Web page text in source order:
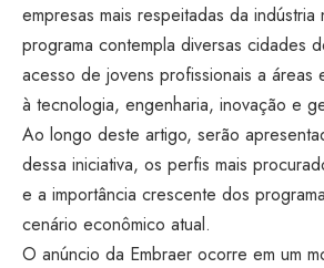
empresas mais respeitadas da
programa contempla diversas cidades
acesso de jovens profissionais a áreas
à tecnologia, engenharia, inovação e
Ao longo deste artigo, serão
dessa iniciativa, os perfis mais
e a importância crescente dos
cenário econômico atual.
O anúncio da Embraer ocorre em um